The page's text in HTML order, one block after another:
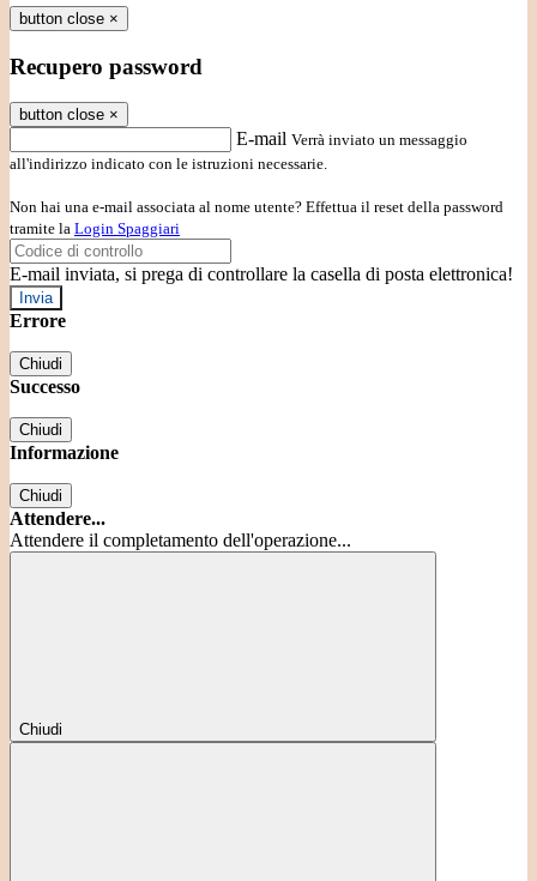
button close ×
Recupero password
button close ×
E-mail Verrà inviato un messaggio
all'indirizzo indicato con le istruzioni necessarie.
Non hai una e-mail associata al nome utente? Effettua il reset della password
tramite la Login Spaggiari
E-mail inviata, si prega di controllare la casella di posta elettronica!
Errore
Chiudi
Successo
Chiudi
Informazione
Chiudi
Attendere...
Attendere il completamento dell'operazione...
Chiudi